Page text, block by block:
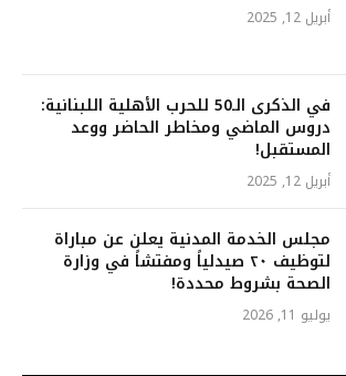
أبريل 12, 2025
في الذكرى الـ50 للحرب الأهلية اللبنانية:
دروس الماضي ومخاطر الحاضر ووعد
المستقبل!
أبريل 12, 2025
مجلس الخدمة المدنية يعلن عن مباراة
لتوظيف ٢٠ صيدلياً ومفتشاً في وزارة
الصحة بشروط محددة!
يوليو 11, 2026